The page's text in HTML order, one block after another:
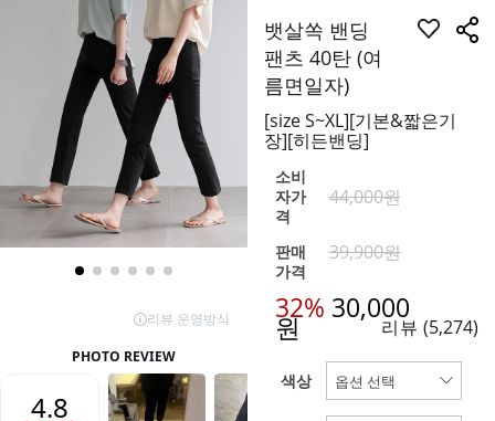
뱃살쏙 밴딩
팬츠 40탄 (여
름면일자)
[size S~XL][기본&짧은기
장][히든밴딩]
소비
자가
격
44,000원
판매
가격
39,900원
32% 30,000
원 리뷰 (5,274)
색상